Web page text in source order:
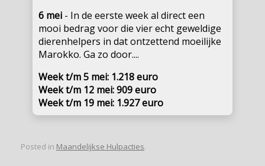
6 mei - In de eerste week al direct een
mooi bedrag voor die vier echt geweldige
dierenhelpers in dat ontzettend moeilijke
Marokko. Ga zo door....
Week t/m 5 mei: 1.218 euro
Week t/m 12 mei: 909 euro
Week t/m 19 mei: 1.927 euro
Posted in Maandelijkse Hulpacties.